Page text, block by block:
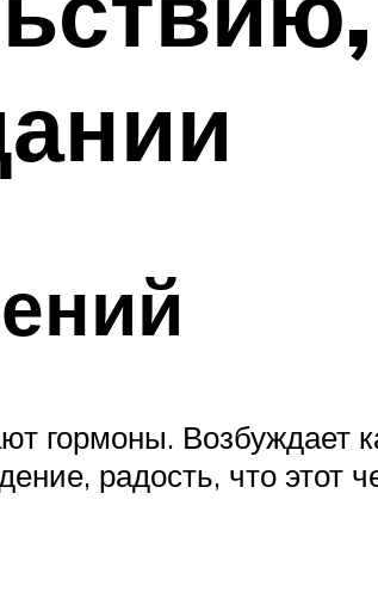
гормоны. Возбуждает
радость, что этот